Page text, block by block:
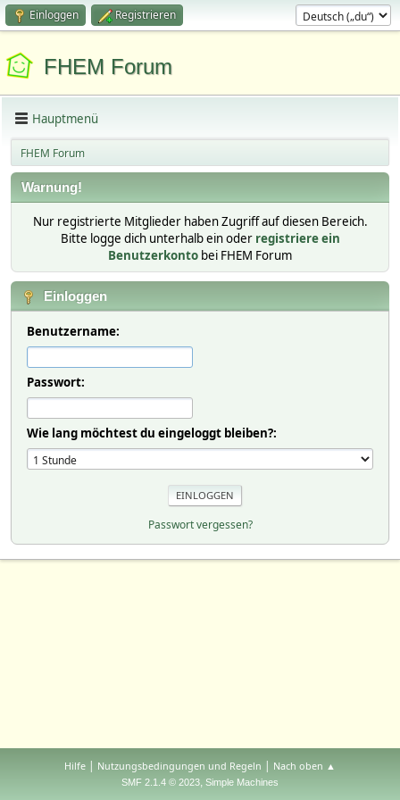
Einloggen Registrieren
FHEM Forum
Hauptmenü
FHEM Forum
Warnung!
Nur registrierte Mitglieder haben Zugriff auf diesen Bereich.
Bitte logge dich unterhalb ein oder registriere ein
Benutzerkonto bei FHEM Forum
Einloggen
Benutzername:
Passwort:
Wie lang möchtest du eingeloggt bleiben?:
Passwort vergessen?
Hilfe | Nutzungsbedingungen und Regeln | Nach oben ▲
SMF 2.1.4 © 2023, Simple Machines